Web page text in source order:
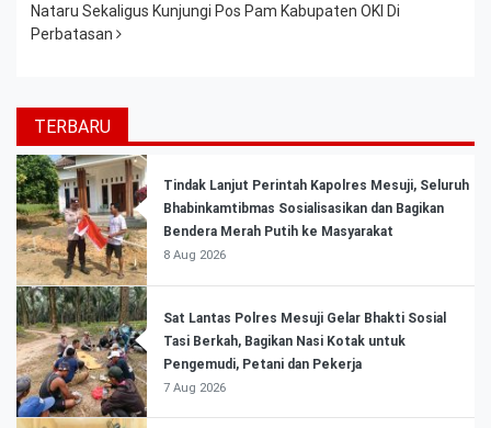
Nataru Sekaligus Kunjungi Pos Pam Kabupaten OKI Di
Perbatasan
TERBARU
Tindak Lanjut Perintah Kapolres Mesuji, Seluruh
Bhabinkamtibmas Sosialisasikan dan Bagikan
Bendera Merah Putih ke Masyarakat
8 Aug 2026
Sat Lantas Polres Mesuji Gelar Bhakti Sosial
Tasi Berkah, Bagikan Nasi Kotak untuk
Pengemudi, Petani dan Pekerja
7 Aug 2026